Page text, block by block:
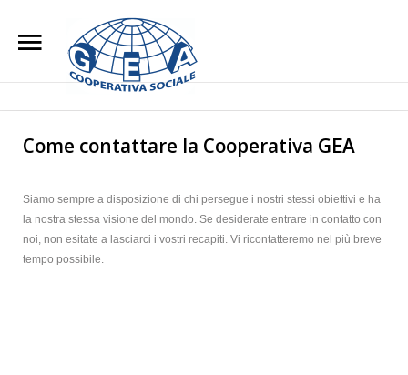
Home
Opere di Carità
Attività
Search Our Site
Come contattare la Cooperativa GEA
Siamo sempre a disposizione di chi persegue i nostri stessi obiettivi e ha
la nostra stessa visione del mondo. Se desiderate entrare in contatto con
noi, non esitate a lasciarci i vostri recapiti. Vi ricontatteremo nel più breve
tempo possibile.